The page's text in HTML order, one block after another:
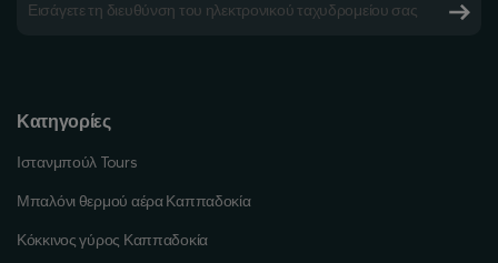
Κατηγορίες
Ιστανμπούλ Tours
Μπαλόνι θερμού αέρα Καππαδοκία
Κόκκινος γύρος Καππαδοκία